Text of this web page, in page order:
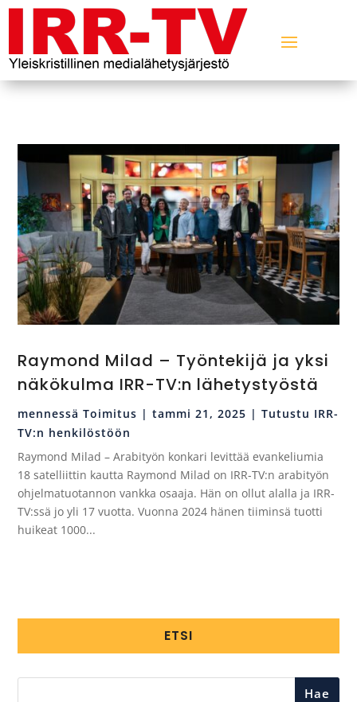
Raymond Milad – Työntekijä ja yksi
näkökulma IRR-TV:n lähetystyöstä
mennessäToimitus |tammi 21, 2025 |Tutustu IRR-
TV:n henkilöstöön
Raymond Milad – Arabityön konkari levittää evankeliumia
18 satelliittin kautta Raymond Milad on IRR-TV:n arabityön
ohjelmatuotannon vankka osaaja. Hän on ollut alalla ja IRR-
TV:ssä jo yli 17 vuotta. Vuonna 2024 hänen tiiminsä tuotti
huikeat 1000...
ETSI
Hae